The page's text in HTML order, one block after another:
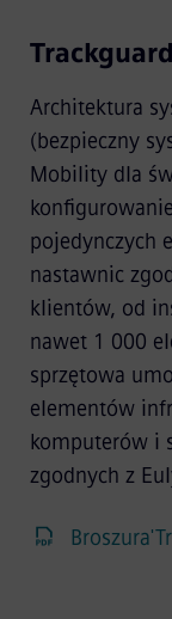
Architektura
(bezpieczny
Mobility dla
pojedynczych
nastawnic
klientów, od
nawet 1 000
sprzętowa
elementów
komputerów i
zgodnych z